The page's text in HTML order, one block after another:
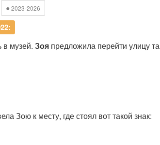
● 2023-2026
в музей. Зоя предложила перейти улицу
Зою к месту, где стоял вот такой знак: